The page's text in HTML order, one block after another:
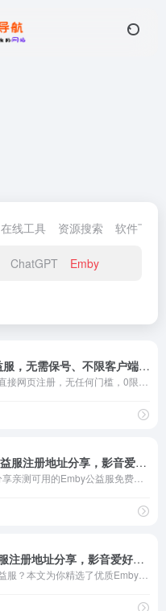
在线工具 资源搜索 软件下载
ChatGPT Emby
Emos Emby | Emby公益服，无需保号、不限客户端，这个Emby神仙服太香了！
Nijigen Emby | Emby公益服注册地址分享，影音爱好者福利！
HOHAI公益 | Emby公益服注册地址分享，影音爱好者福利！